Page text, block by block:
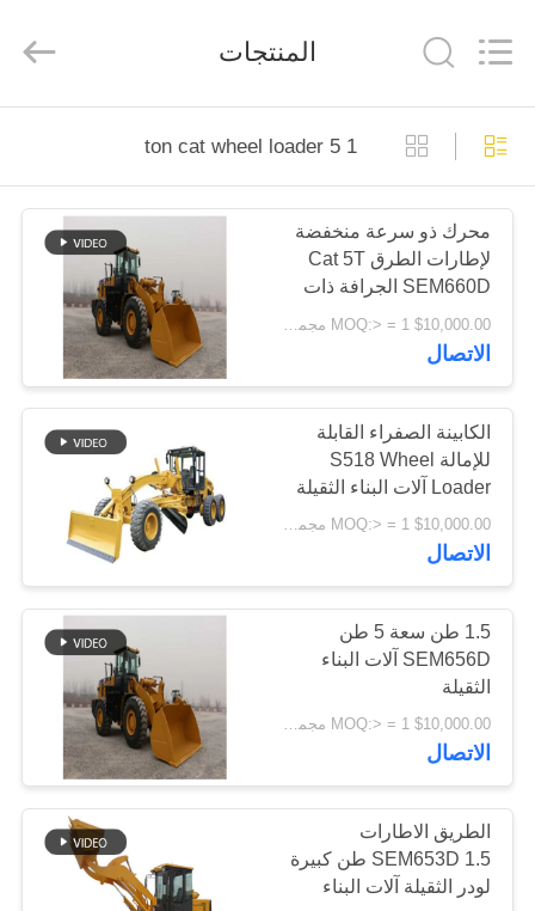
الصفحة
الرئيسية
منتجات
عرض
الواقع
الافتراضي
معلومات
جولة
في
المعمل
مراقبة
الجودة
اتصل
Industries
CO.,LTD.
المنتجات
1 5 ton cat wheel loader
محرك ذو سرعة منخفضة
لإطارات الطرق Cat 5T
SEM660D الجرافة ذات
العجلات وسعر المصنع
للودر ذو العجلات
$10,000.00 MOQ:> = 1 مجموعة
الاتصال
الكابينة الصفراء القابلة
للإمالة S518 Wheel
Loader آلات البناء الثقيلة
$10,000.00 MOQ:> = 1 مجموعة
الاتصال
1.5 طن سعة 5 طن
SEM656D آلات البناء
الثقيلة
$10,000.00 MOQ:> = 1 مجموعة
الاتصال
الطريق الاطارات
SEM653D 1.5 طن كبيرة
لودر الثقيلة آلات البناء